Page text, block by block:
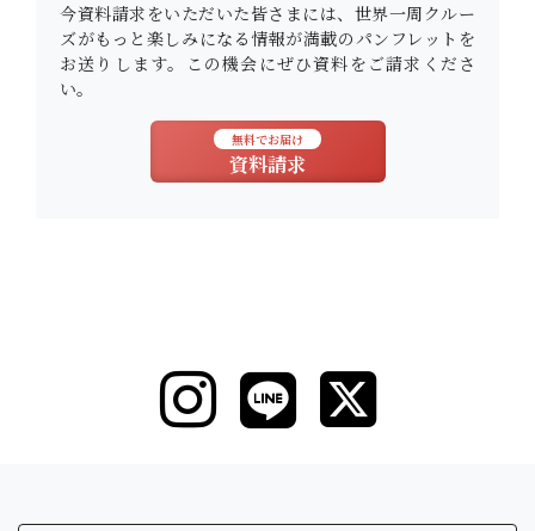
今資料請求をいただいた皆さまには、世界一周クルー
ズがもっと楽しみになる情報が満載のパンフレットを
お送りします。この機会にぜひ資料をご請求くださ
い。
無料でお届け
資料請求